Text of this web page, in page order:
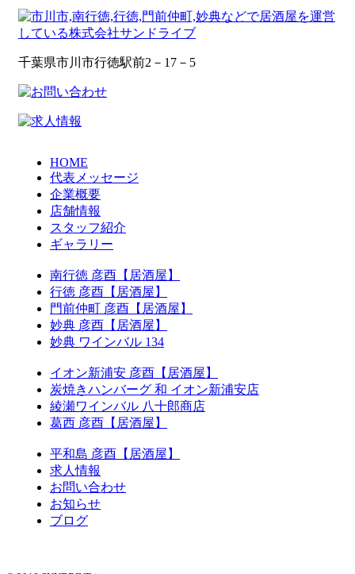
千葉県市川市行徳駅前2－17－5
HOME
代表メッセージ
企業概要
店舗情報
スタッフ紹介
ギャラリー
南行徳 彦酉【居酒屋】
行徳 彦酉【居酒屋】
門前仲町 彦酉【居酒屋】
妙典 彦酉【居酒屋】
妙典 ワインバル 134
イオン新浦安 彦酉【居酒屋】
炭焼きハンバーグ 和 イオン新浦安店
綾瀬ワインバル 八十郎商店
葛西 彦酉【居酒屋】
平和島 彦酉【居酒屋】
求人情報
お問い合わせ
お知らせ
ブログ